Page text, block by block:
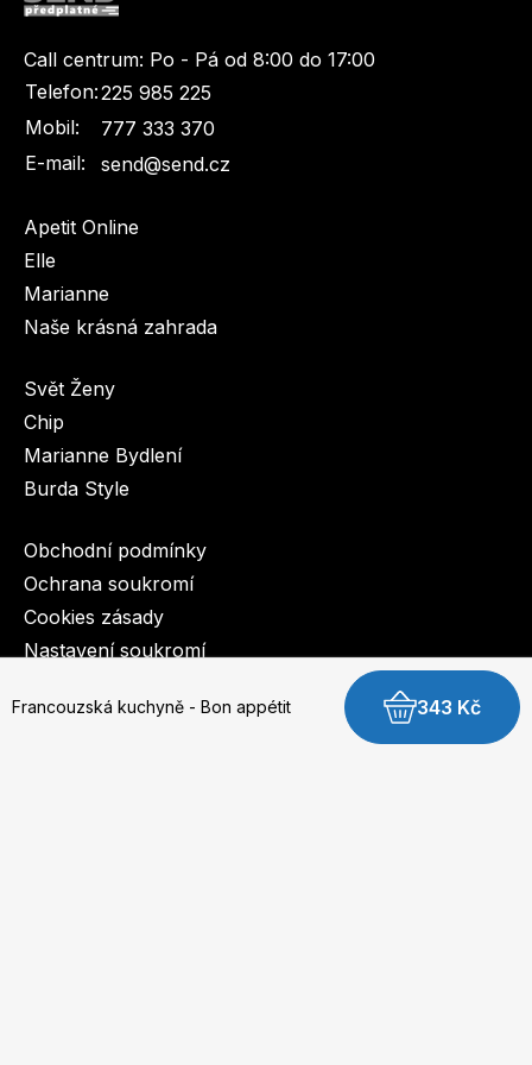
Francouzská kuchyně - Bon appétit 343 Kč
Call centrum: Po - Pá od 8:00 do 17:00
Telefon:225 985 225
Mobil:
777 333 370
E-mail:
send@send.cz
Apetit Online
Elle
Marianne
Naše krásná zahrada
Svět Ženy
Chip
Marianne Bydlení
Burda Style
Obchodní podmínky
Ochrana soukromí
Cookies zásady
Nastavení soukromí
© 2003-2026 BurdaMedia Extra s.r.o.